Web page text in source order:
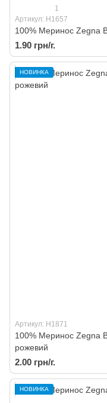
1
Артикул: H1657
100% Меринос Zegna
1.90 грн/г.
НОВИНКА
Артикул: H1871
100% Меринос Zegna
рожевий
2.00 грн/г.
НОВИНКА